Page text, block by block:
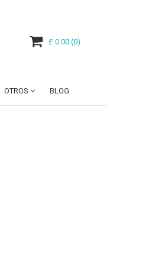
£ 0.00 (0)
OTROS BLOG